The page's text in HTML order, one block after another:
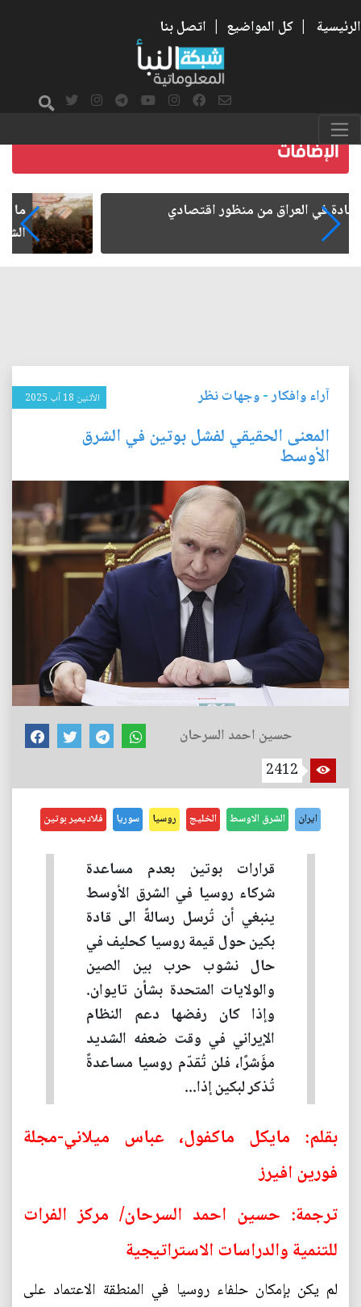
الرئيسية | كل المواضيع | اتصل بنا
ما بعد الأربعين.. كيف اتسعت الزيارة من هويتها
آراء وافكار-وجهات نظر الأثنين 18 آب 2025
المعنى الحقيقي لفشل بوتين في الشرق
الأوسط
حسين احمد السرحان
2412
ايران الشرق الاوسط الخليج روسيا سوريا فلاديمير بوتين
قرارات بوتين بعدم مساعدة
شركاء روسيا في الشرق الأوسط
ينبغي أن تُرسل رسالةً الى قادة
بكين حول قيمة روسيا كحليف في
حال نشوب حرب بين الصين
والولايات المتحدة بشأن تايوان.
وإذا كان رفضها دعم النظام
الإيراني في وقت ضعفه الشديد
مؤَشرًا، فلن تُقدّم روسيا مساعدةً
تُذكر لبكين إذا...
بقلم: مايكل ماكفول، عباس ميلاني-مجلة
فورين افيرز
ترجمة: حسين احمد السرحان/ مركز الفرات
للتنمية والدراسات الاستراتيجية
لم يكن بإمكان حلفاء روسيا في المنطقة الاعتماد على